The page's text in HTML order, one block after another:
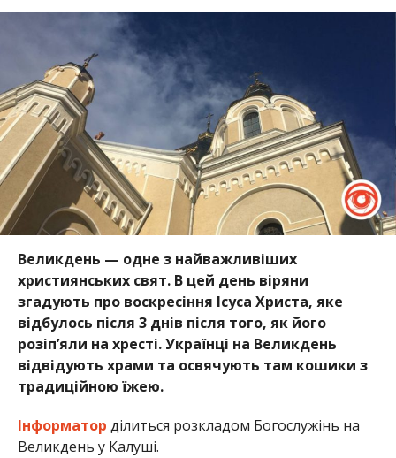
Великдень — одне з найважливіших
християнських свят. В цей день віряни
згадують про воскресіння Ісуса Христа, яке
відбулось після 3 днів після того, як його
розіп’яли на хресті. Українці на Великдень
відвідують храми та освячують там кошики з
традиційною їжею.
Інформатор ділиться розкладом Богослужінь на
Великдень у Калуші.